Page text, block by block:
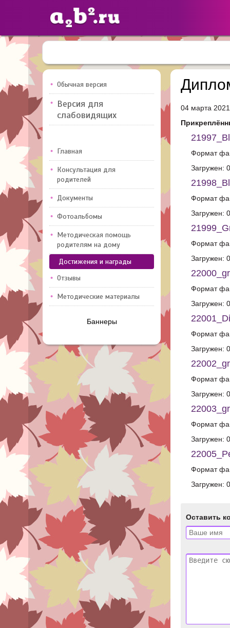
Сайты
педагогов
Добавлено — 10947
Обычная версия
Версия для
слабовидящих
Главная
Консультация для
родителей
Документы
Фотоальбомы
Методическая помощь
родителям на дому
Достижения и награды
Отзывы
Методические материалы
Баннеры
04 марта 2021
Формат
Загружен:
Формат
Загружен:
Формат
Загружен:
Формат
Загружен:
Формат
Загружен:
Формат
Загружен:
Формат
Загружен:
Формат
Загружен:
Оставить